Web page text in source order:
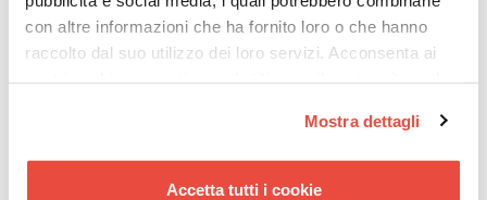
con altre informazioni che ha fornito loro o che hanno
raccolto dal suo utilizzo dei loro servizi. Acconsenta ai
Mostra dettagli
Accetta tutti i cookie
In generale le scale a chiocciola a pianta tonda per essere
comode devono avere un diametro di circa 1.60 mt e vengono
moderno in base ai colori e ai materiali che si andranno a